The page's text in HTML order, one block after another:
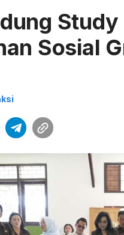
Study
Sosial